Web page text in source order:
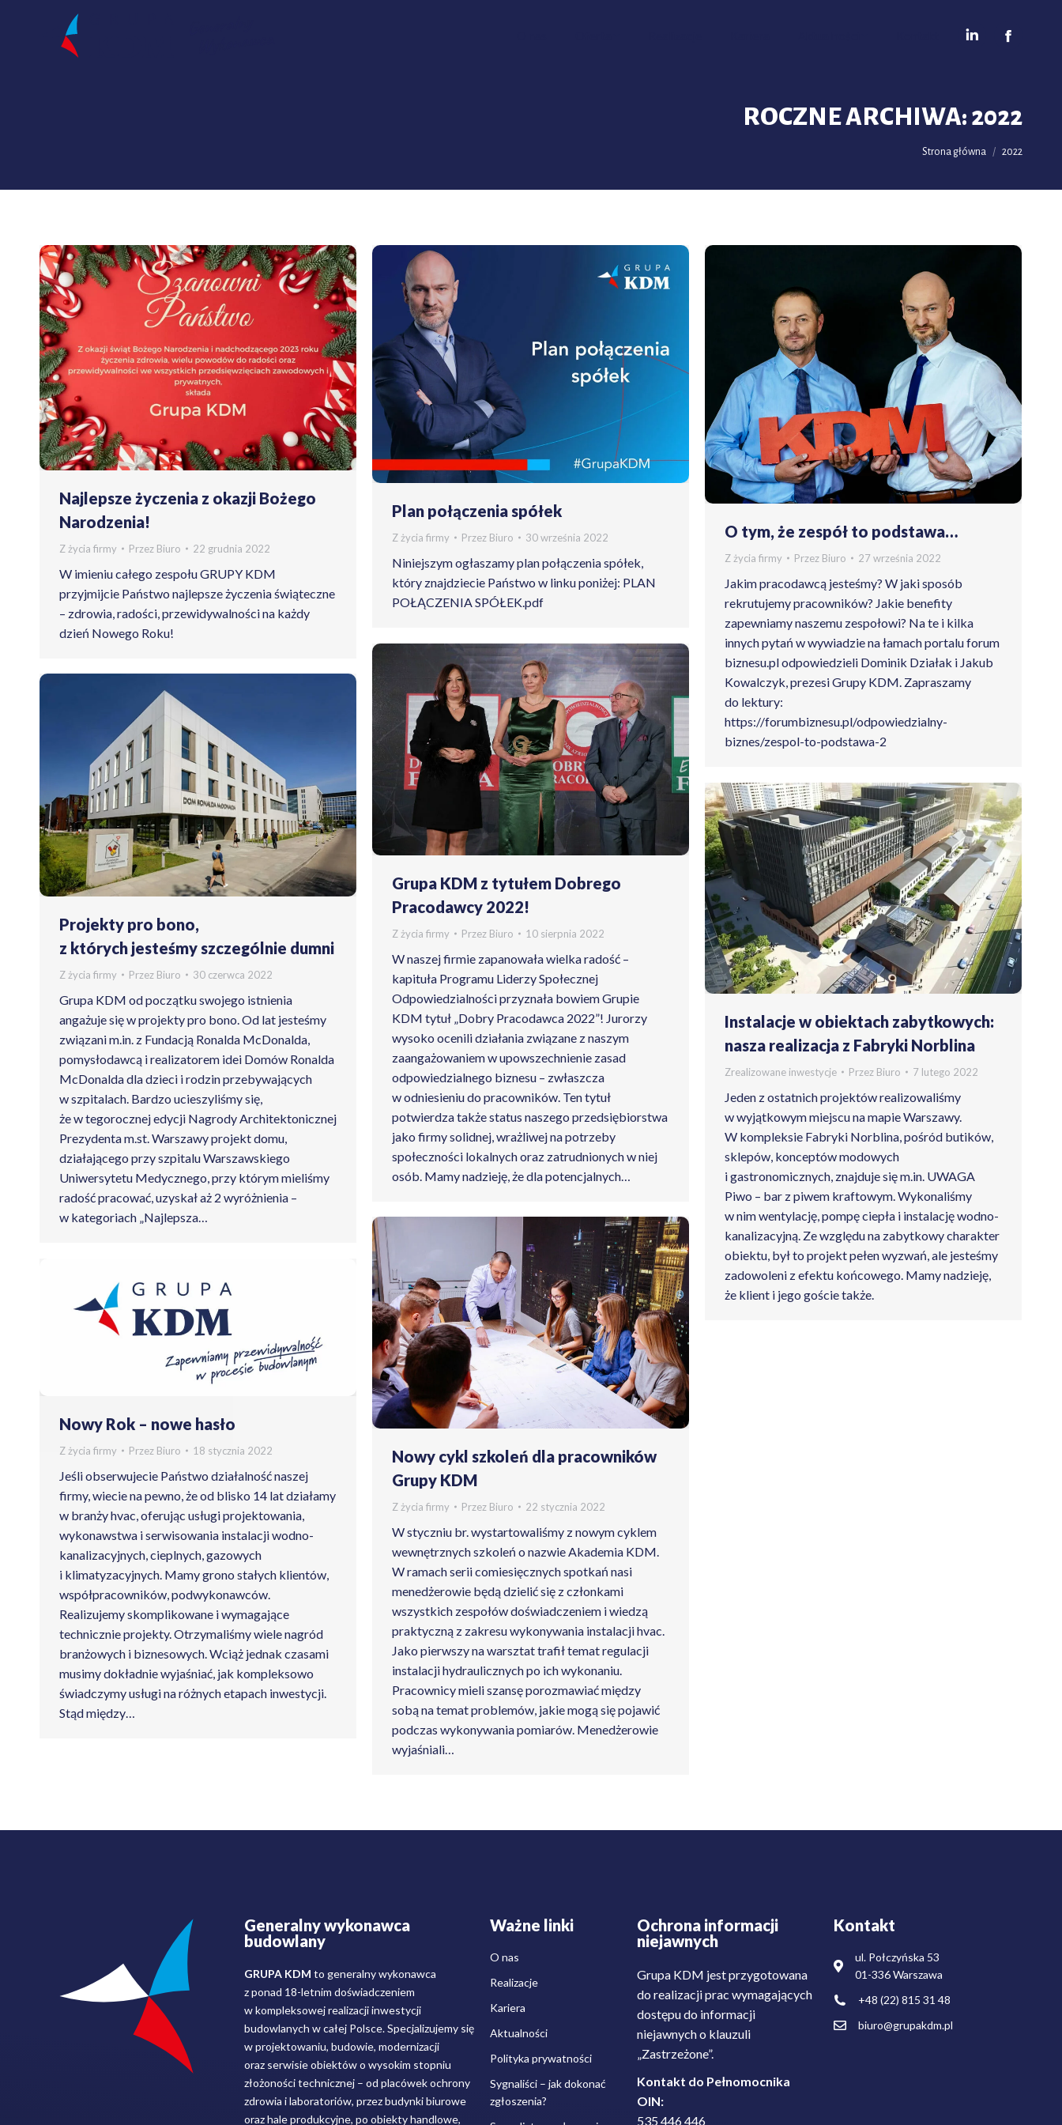
ROCZNE ARCHIWA: 2022
Jesteś tutaj:
Strona główna 2022
Najlepsze życzenia z okazji Bożego
Narodzenia!
Z życia firmy Przez Biuro 22 grudnia 2022
W imieniu całego zespołu GRUPY KDM
przyjmijcie Państwo najlepsze życzenia świąteczne
– zdrowia, radości, przewidywalności na każdy
dzień Nowego Roku!
Plan połączenia spółek
Z życia firmy Przez Biuro 30 września 2022
Niniejszym ogłaszamy plan połączenia spółek,
który znajdziecie Państwo w linku poniżej: PLAN
POŁĄCZENIA SPÓŁEK.pdf
O tym, że zespół to podstawa…
Z życia firmy Przez Biuro 27 września 2022
Jakim pracodawcą jesteśmy? W jaki sposób
rekrutujemy pracowników? Jakie benefity
zapewniamy naszemu zespołowi? Na te i kilka
innych pytań w wywiadzie na łamach portalu forum
biznesu.pl odpowiedzieli Dominik Działak i Jakub
Kowalczyk, prezesi Grupy KDM. Zapraszamy
do lektury:
https://forumbiznesu.pl/odpowiedzialny-
biznes/zespol-to-podstawa-2
Grupa KDM z tytułem Dobrego
Pracodawcy 2022!
Z życia firmy Przez Biuro 10 sierpnia 2022
W naszej firmie zapanowała wielka radość –
kapituła Programu Liderzy Społecznej
Odpowiedzialności przyznała bowiem Grupie
KDM tytuł „Dobry Pracodawca 2022”! Jurorzy
wysoko ocenili działania związane z naszym
zaangażowaniem w upowszechnienie zasad
odpowiedzialnego biznesu – zwłaszcza
w odniesieniu do pracowników. Ten tytuł
potwierdza także status naszego przedsiębiorstwa
jako firmy solidnej, wrażliwej na potrzeby
społeczności lokalnych oraz zatrudnionych w niej
osób. Mamy nadzieję, że dla potencjalnych…
Projekty pro bono,
z których jesteśmy szczególnie dumni
Z życia firmy Przez Biuro 30 czerwca 2022
Grupa KDM od początku swojego istnienia
angażuje się w projekty pro bono. Od lat jesteśmy
związani m.in. z Fundacją Ronalda McDonalda,
pomysłodawcą i realizatorem idei Domów Ronalda
McDonalda dla dzieci i rodzin przebywających
w szpitalach. Bardzo ucieszyliśmy się,
że w tegorocznej edycji Nagrody Architektonicznej
Prezydenta m.st. Warszawy projekt domu,
działającego przy szpitalu Warszawskiego
Uniwersytetu Medycznego, przy którym mieliśmy
radość pracować, uzyskał aż 2 wyróżnienia –
w kategoriach „Najlepsza…
Instalacje w obiektach zabytkowych:
nasza realizacja z Fabryki Norblina
Zrealizowane inwestycje Przez Biuro 7 lutego 2022
Jeden z ostatnich projektów realizowaliśmy
w wyjątkowym miejscu na mapie Warszawy.
W kompleksie Fabryki Norblina, pośród butików,
sklepów, konceptów modowych
i gastronomicznych, znajduje się m.in. UWAGA
Piwo – bar z piwem kraftowym. Wykonaliśmy
w nim wentylację, pompę ciepła i instalację wodno-
kanalizacyjną. Ze względu na zabytkowy charakter
obiektu, był to projekt pełen wyzwań, ale jesteśmy
zadowoleni z efektu końcowego. Mamy nadzieję,
że klient i jego goście także.
Nowy cykl szkoleń dla pracowników
Grupy KDM
Z życia firmy Przez Biuro 22 stycznia 2022
W styczniu br. wystartowaliśmy z nowym cyklem
wewnętrznych szkoleń o nazwie Akademia KDM.
W ramach serii comiesięcznych spotkań nasi
menedżerowie będą dzielić się z członkami
wszystkich zespołów doświadczeniem i wiedzą
praktyczną z zakresu wykonywania instalacji hvac.
Jako pierwszy na warsztat trafił temat regulacji
instalacji hydraulicznych po ich wykonaniu.
Pracownicy mieli szansę porozmawiać między
sobą na temat problemów, jakie mogą się pojawić
podczas wykonywania pomiarów. Menedżerowie
wyjaśniali…
Nowy Rok – nowe hasło
Z życia firmy Przez Biuro 18 stycznia 2022
Jeśli obserwujecie Państwo działalność naszej
firmy, wiecie na pewno, że od blisko 14 lat działamy
w branży hvac, oferując usługi projektowania,
wykonawstwa i serwisowania instalacji wodno-
kanalizacyjnych, cieplnych, gazowych
i klimatyzacyjnych. Mamy grono stałych klientów,
współpracowników, podwykonawców.
Realizujemy skomplikowane i wymagające
technicznie projekty. Otrzymaliśmy wiele nagród
branżowych i biznesowych. Wciąż jednak czasami
musimy dokładnie wyjaśniać, jak kompleksowo
świadczymy usługi na różnych etapach inwestycji.
Stąd między…
Generalny wykonawca
budowlany
GRUPA KDM to generalny wykonawca
z ponad 18-letnim doświadczeniem
w kompleksowej realizacji inwestycji
budowlanych w całej Polsce. Specjalizujemy się
w projektowaniu, budowie, modernizacji
oraz serwisie obiektów o wysokim stopniu
złożoności technicznej – od placówek ochrony
zdrowia i laboratoriów, przez budynki biurowe
oraz hale produkcyjne, po obiekty handlowe,
Ważne linki
O nas
Realizacje
Kariera
Aktualności
Polityka prywatności
Sygnaliści – jak dokonać
zgłoszenia?
Ochrona informacji
niejawnych
Grupa KDM jest przygotowana
do realizacji prac wymagających
dostępu do informacji
niejawnych o klauzuli
„Zastrzeżone”.
Kontakt do Pełnomocnika
OIN:
535 446 446
Kontakt
ul. Połczyńska 53
01-336 Warszawa
+48 (22) 815 31 48
biuro@grupakdm.pl